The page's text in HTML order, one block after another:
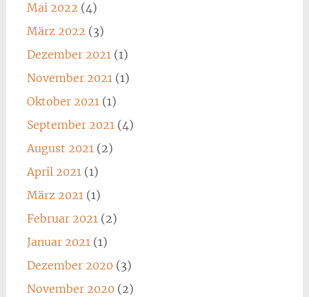
Mai 2022 (4)
März 2022 (3)
Dezember 2021(1)
November 2021(1)
Oktober 2021(1)
September 2021(4)
August 2021(2)
April 2021(1)
März 2021(1)
Februar 2021(2)
Januar 2021(1)
Dezember 2020 (3)
November 2020 (2)